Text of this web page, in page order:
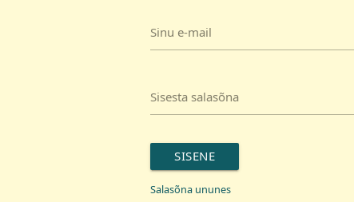
Sinu e-mail
Sisesta salasõna
SISENE
Salasõna ununes